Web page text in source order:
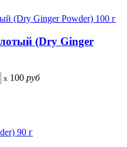
(Dry Ginger
x 100 руб